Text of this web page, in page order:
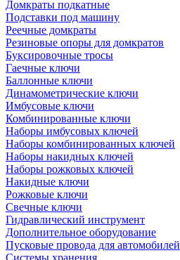
Домкраты подкатные
Подставки под машину
Реечные домкраты
Резиновые опоры для домкратов
Буксировочные тросы
Гаечные ключи
Баллонные ключи
Динамометрические ключи
Имбусовые ключи
Комбинированные ключи
Наборы имбусовых ключей
Наборы комбинированных ключей
Наборы накидных ключей
Наборы рожковых ключей
Накидные ключи
Рожковые ключи
Свечные ключи
Гидравлический инструмент
Дополнительное оборудование
Пусковые провода для автомобилей
Системы хранения